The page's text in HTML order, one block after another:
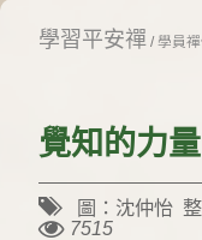
學習平安禪/學員
覺知的力量
圖：沈仲怡
7515